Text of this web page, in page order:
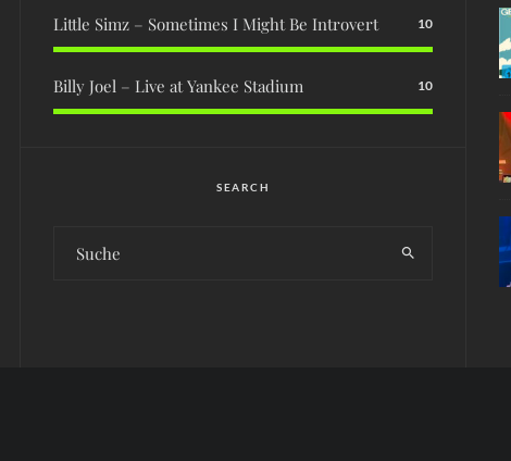
Little Simz – Sometimes I Might Be Introvert 10
Billy Joel – Live at Yankee Stadium 10
SEARCH